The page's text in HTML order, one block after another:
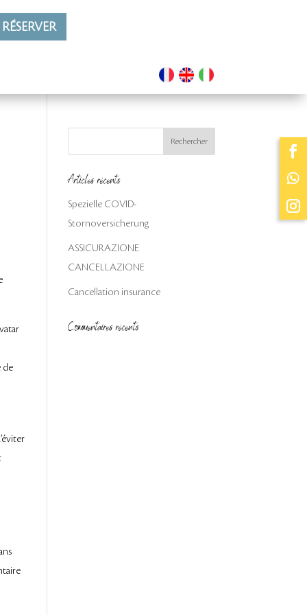
RÉSERVER
de
Articles récents
Spezielle COVID-
Stornoversicherung
ASSICURAZIONE
CANCELLAZIONE
Cancellation insurance
Commentaires récents